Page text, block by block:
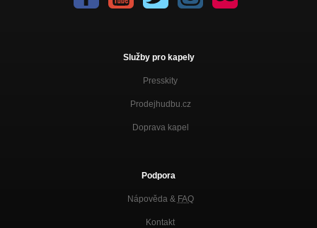
Služby pro kapely
Presskity
Prodejhudbu.cz
Doprava kapel
Podpora
Nápověda & FAQ
Kontakt